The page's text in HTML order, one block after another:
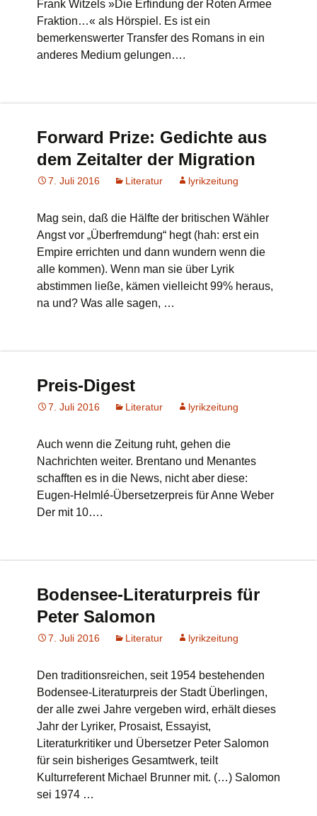
Frank Witzels »Die Erfindung der Roten Armee
Fraktion…« als Hörspiel. Es ist ein
bemerkenswerter Transfer des Romans in ein
anderes Medium gelungen….
Forward Prize: Gedichte aus
dem Zeitalter der Migration
7. Juli 2016 Literatur lyrikzeitung
Mag sein, daß die Hälfte der britischen Wähler
Angst vor „Überfremdung“ hegt (hah: erst ein
Empire errichten und dann wundern wenn die
alle kommen). Wenn man sie über Lyrik
abstimmen ließe, kämen vielleicht 99% heraus,
na und? Was alle sagen, …
Preis-Digest
7. Juli 2016 Literatur lyrikzeitung
Auch wenn die Zeitung ruht, gehen die
Nachrichten weiter. Brentano und Menantes
schafften es in die News, nicht aber diese:
Eugen-Helmlé-Übersetzerpreis für Anne Weber
Der mit 10….
Bodensee-Literaturpreis für
Peter Salomon
7. Juli 2016 Literatur lyrikzeitung
Den traditionsreichen, seit 1954 bestehenden
Bodensee-Literaturpreis der Stadt Überlingen,
der alle zwei Jahre vergeben wird, erhält dieses
Jahr der Lyriker, Prosaist, Essayist,
Literaturkritiker und Übersetzer Peter Salomon
für sein bisheriges Gesamtwerk, teilt
Kulturreferent Michael Brunner mit. (…) Salomon
sei 1974 …